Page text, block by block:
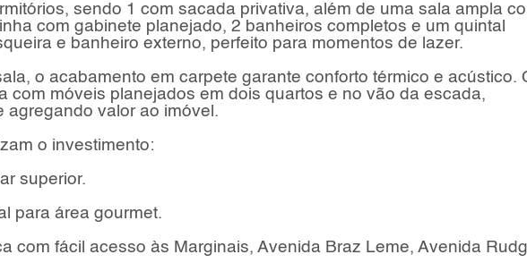
sendo 1 com sacada privativa, além de uma sala ampla
com gabinete planejado, 2 banheiros completos e um quintal
e banheiro externo, perfeito para momentos de lazer.
o acabamento em carpete garante conforto térmico e acústico.
com móveis planejados em dois quartos e no vão da escada,
agregando valor ao imóvel.
o investimento:
superior.
para área gourmet.
com fácil acesso às Marginais, Avenida Braz Leme, Avenida